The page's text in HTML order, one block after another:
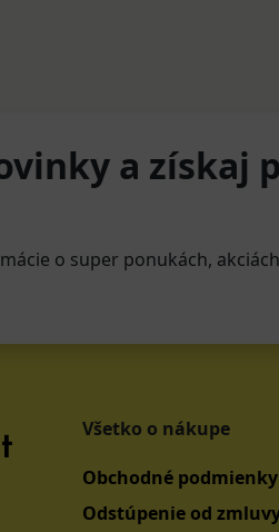
a získaj
o super ponukách,
Všetko o nákupe
Obchodné podmienky
Odstúpenie od